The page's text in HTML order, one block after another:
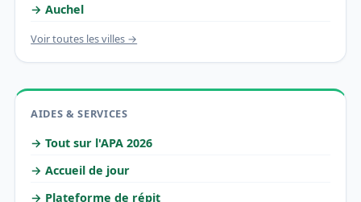
→ Auchel
Voir toutes les villes →
AIDES & SERVICES
→ Tout sur l'APA 2026
→ Accueil de jour
→ Plateforme de répit